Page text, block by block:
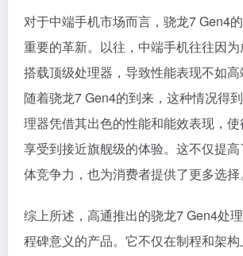
对于中端手机市场而言，骁龙7 Gen4
重要的革新。以往，中端手机往往因
搭载顶级处理器，导致性能表现不如高
随着骁龙7 Gen4的到来，这种情况得
理器凭借其出色的性能和能效表现，
享受到接近旗舰级的体验。这不仅提
体竞争力，也为消费者提供了更多选择。
综上所述，高通推出的骁龙7 Gen4处
程碑意义的产品。它不仅在制程和架